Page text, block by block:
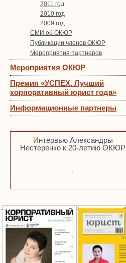
2011 год
2010 год
2009 год
СМИ об ОКЮР
Публикации членов ОКЮР
Мероприятия партнеров
Мероприятия ОКЮР
Премия «УСПЕХ. Лучший
корпоративный юрист года»
Информационные партнеры
Интервью Александры
Нестеренко к 20-летию ОКЮР